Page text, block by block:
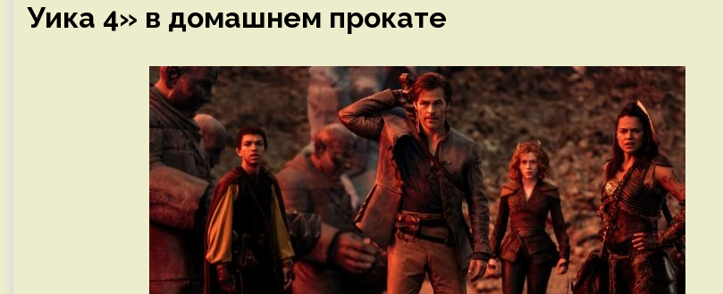
Уика 4» в домашнем прокате